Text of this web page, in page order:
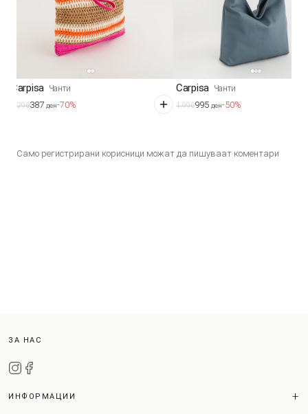
Carpisa Чанти
1.290387 ден-70%
Carpisa Чанти
1.990995 ден-50%
Само регистрирани корисници можат да пишуваат коментари
ЗА НАС
ИНФОРМАЦИИ